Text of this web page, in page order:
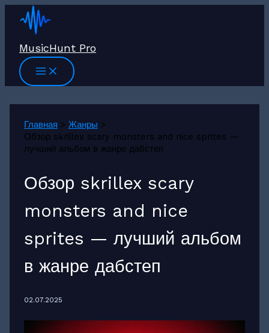
Перейти
MusicHunt Pro
Главная
Жанры
Обзор skrillex scary monsters and nice sprites —
лучший альбом в жанре дабстеп
Обзор skrillex scary
monsters and nice
sprites — лучший альбом
в жанре дабстеп
02.07.2025